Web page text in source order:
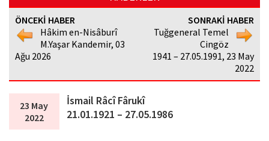
ÖNCEKİ HABER
Hâkim en-Nisâburî
M.Yaşar Kandemir, 03
Ağu 2026
SONRAKİ HABER
Tuğgeneral Temel
Cingöz
1941 – 27.05.1991, 23 May
2022
23 May
2022
İsmail Râcî Fârukî
21.01.1921 – 27.05.1986